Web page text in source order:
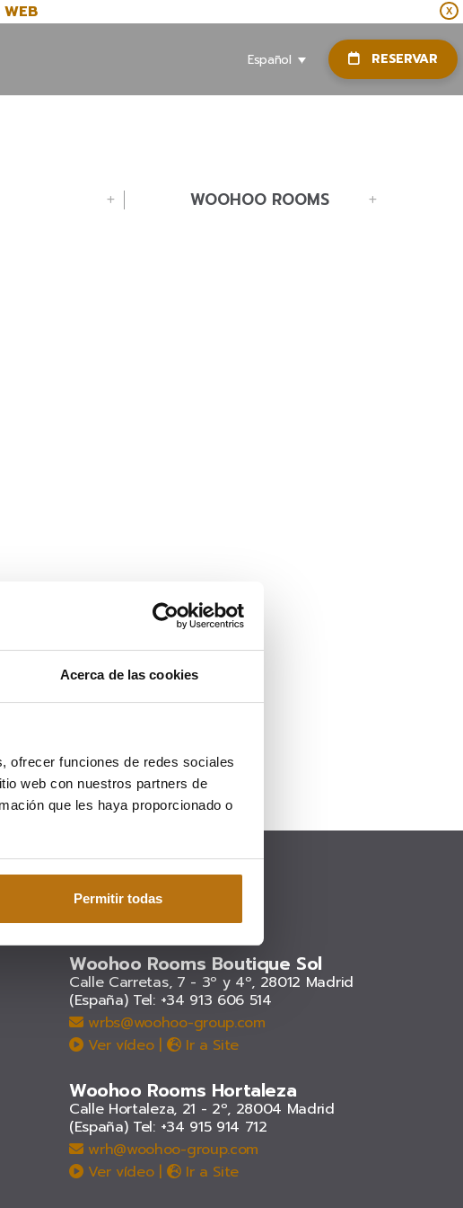
X
Acerca de las cookies
ofrecer funciones de redes sociales
web con nuestros partners de
que les haya proporcionado o
Permitir todas
Español RESERVAR
WOOHOO ROOMS
Woohoo Rooms Boutique Sol
Calle Carretas, 7 - 3º y 4º, 28012 Madrid
(España) Tel: +34 913 606 514
wrbs@woohoo-group.com
Ver vídeo| Ir a Site
Woohoo Rooms Hortaleza
Calle Hortaleza, 21 - 2º, 28004 Madrid
(España) Tel: +34 915 914 712
wrh@woohoo-group.com
Ver vídeo| Ir a Site